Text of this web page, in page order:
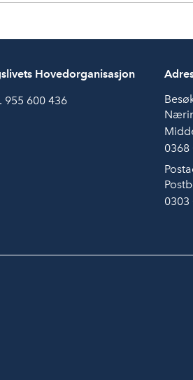
Hovedorganisasjon
955 600 436
0368
0303